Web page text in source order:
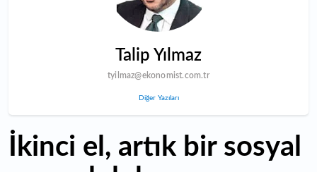
Talip Yılmaz
tyilmaz@ekonomist.com.tr
Diğer Yazıları
İkinci el, artık bir sosyal